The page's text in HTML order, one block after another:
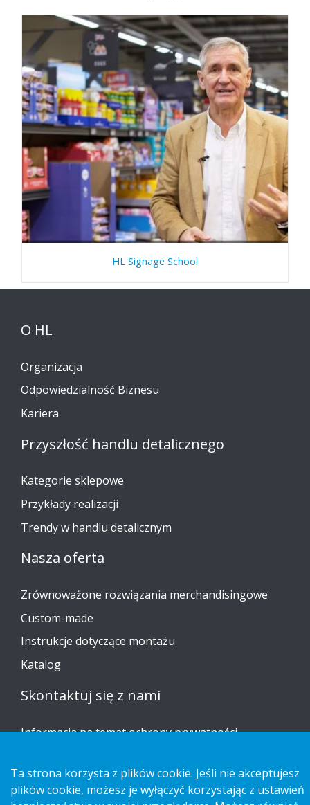
HL Signage School
O HL
Organizacja
Odpowiedzialność Biznesu
Kariera
Przyszłość handlu detalicznego
Kategorie sklepowe
Przykłady realizacji
Trendy w handlu detalicznym
Nasza oferta
Zrównoważone rozwiązania merchandisingowe
Custom-made
Instrukcje dotyczące montażu
Katalog
Skontaktuj się z nami
Informacja na temat ochrony prywatności
Ta strona korzysta z plików cookie. Jeśli nie akceptujesz
plików cookie, możesz je wyłączyć korzystając z ustawień